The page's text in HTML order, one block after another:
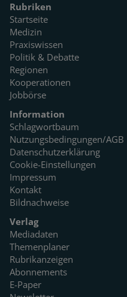
Rubriken
Startseite
Medizin
Praxiswissen
Politik & Debatte
Regionen
Kooperationen
Jobbörse
Information
Schlagwortbaum
Nutzungsbedingungen/AGB
Datenschutzerklärung
Cookie-Einstellungen
Impressum
Kontakt
Bildnachweise
Verlag
Mediadaten
Themenplaner
Rubrikanzeigen
Abonnements
E-Paper